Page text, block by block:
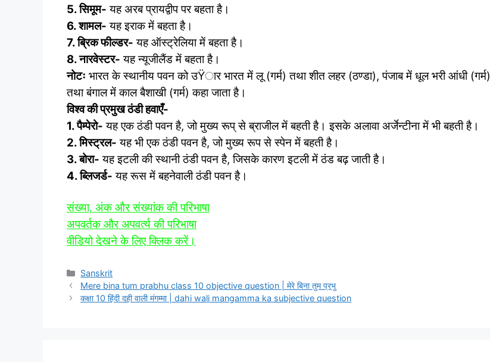
5. सिमूम- यह अरब प्रायद्वीप पर बहता है।
6. शामल- यह इराक में बहता है।
7. ब्रिक फील्‍डर- यह ऑस्ट्रेलिया में बहता है।
8. नारवेस्टर- यह न्यूजीलैंड में बहता है।
नोटः भारत के स्थानीय पवन को उŸार भारत में लू (गर्म) तथा शीत लहर (ठण्डा), पंजाब में धूल भरी आंधी (गर्म)
तथा बंगाल में काल बैशाखी (गर्म) कहा जाता है।
विश्व की प्रमुख ठंडी हवाएँ-
1. पैम्पेरो- यह एक ठंडी पवन है, जो मुख्य रूप् से ब्राजील में बहती है। इसके अलावा अर्जेन्टीना में भी बहती है।
2. मिस्ट्रल- यह भी एक ठंडी पवन है, जो मुख्य रूप से स्पेन में बहती है।
3. बोरा- यह इटली की स्थानी ठंडी पवन है, जिसके कारण इटली में ठंड बढ़ जाती है।
4. ब्लिजर्ड- यह रूस में बहनेवाली ठंडी पवन है।
संख्‍या, अंक और संख्‍यांक की परिभाषा
अपवर्तक और अपवर्त्‍य की परिभाषा
वीडियो देखने के लिए क्लिक करें।
Categories
Sanskrit
Mere bina tum prabhu class 10 objective question | मेरे बिना तुम प्रभु
कक्षा 10 हिंदी दही वाली मंगम्मा | dahi wali mangamma ka subjective question